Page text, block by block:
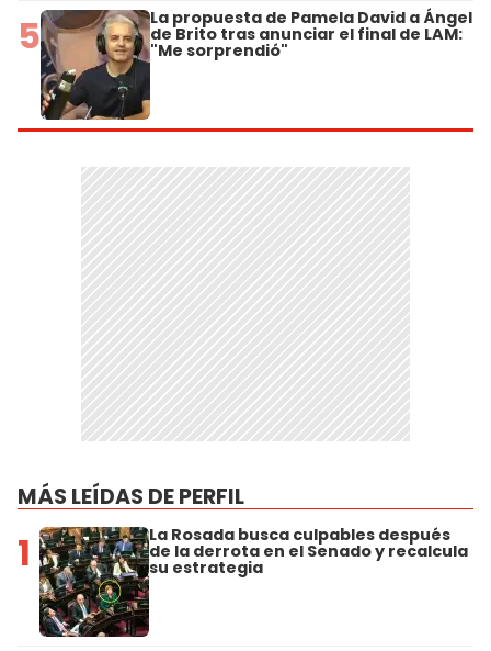
5 La propuesta de Pamela David a Ángel
de Brito tras anunciar el final de LAM:
"Me sorprendió"
MÁS LEÍDAS DE PERFIL
1 La Rosada busca culpables después
de la derrota en el Senado y recalcula
su estrategia